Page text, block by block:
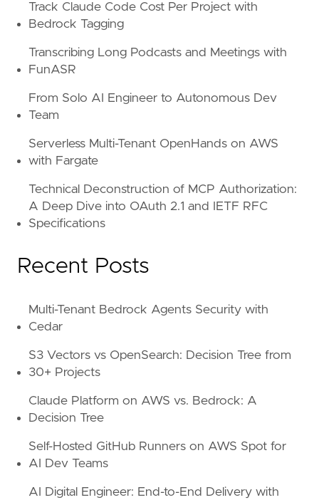
Track Claude Code Cost Per Project with
Bedrock Tagging
Transcribing Long Podcasts and Meetings with
FunASR
From Solo AI Engineer to Autonomous Dev
Team
Serverless Multi-Tenant OpenHands on AWS
with Fargate
Technical Deconstruction of MCP Authorization:
A Deep Dive into OAuth 2.1 and IETF RFC
Specifications
Recent Posts
Multi-Tenant Bedrock Agents Security with
Cedar
S3 Vectors vs OpenSearch: Decision Tree from
30+ Projects
Claude Platform on AWS vs. Bedrock: A
Decision Tree
Self-Hosted GitHub Runners on AWS Spot for
AI Dev Teams
AI Digital Engineer: End-to-End Delivery with